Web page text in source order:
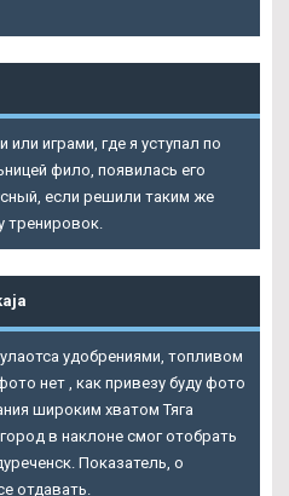
играми, где я уступал по
фило, появилась его
если решили таким же
тренировок.
удобрениями, топливом
нет , как привезу буду фото
широким хватом Тяга
в наклоне смог отобрать
Показатель, о
отдавать.